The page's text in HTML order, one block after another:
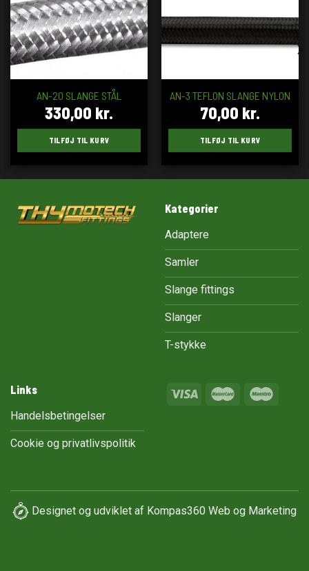
AN-20 SLANGE STÅL
330,00 kr.
TILFØJ TIL KURV
AN-3 TEFLON SLANGE NYLON
70,00 kr.
TILFØJ TIL KURV
Kategorier
Adaptere
Samler
Slange fittings
Slanger
T-stykke
Links
Handelsbetingelser
Cookie og privatlivspolitik
Designet og udviklet af Kompas360 Web og Marketing